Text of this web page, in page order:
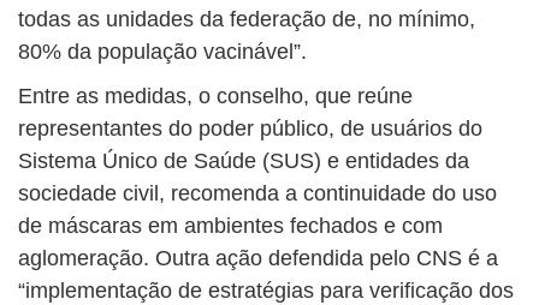
todas as unidades da federação de, no mínimo,
80% da população vacinável”.
Entre as medidas, o conselho, que reúne
representantes do poder público, de usuários do
Sistema Único de Saúde (SUS) e entidades da
sociedade civil, recomenda a continuidade do uso
de máscaras em ambientes fechados e com
aglomeração. Outra ação defendida pelo CNS é a
“implementação de estratégias para verificação dos